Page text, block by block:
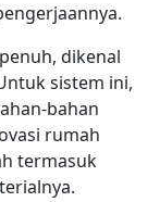
dikenal
sistem ini,
bahan
rumah
termasuk